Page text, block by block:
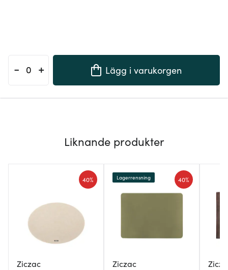
- + Lägg i varukorgen
Liknande produkter
Ziczac
40%
Ziczac
40%
Lagerrensning